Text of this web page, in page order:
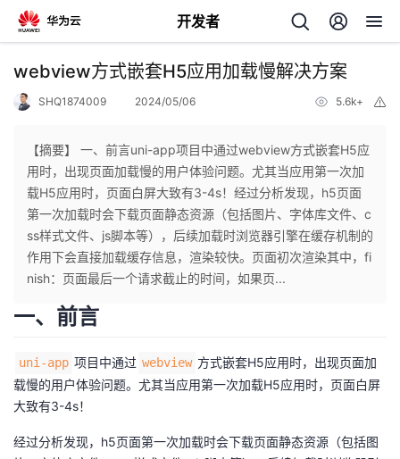
开发者
返
个
人
我
发
者
开
的
我
webview方式嵌套H5应用加载慢解决方案
SHQ1874009 2024/05/06 5.6k+
【摘要】 一、前言uni-app项目中通过webview方式嵌套H5应
用时，出现页面加载慢的用户体验问题。尤其当应用第一次加
载H5应用时，页面白屏大致有3-4s！经过分析发现，h5页面
第一次加载时会下载页面静态资源（包括图片、字体库文件、c
ss样式文件、js脚本等），后续加载时浏览器引擎在缓存机制的
作用下会直接加载缓存信息，渲染较快。页面初次渲染其中，fi
nish：页面最后一个请求截止的时间，如果页...
一、前言
uni-app 项目中通过 webview 方式嵌套H5应用时，出现页面加
载慢的用户体验问题。尤其当应用第一次加载H5应用时，页面白屏
大致有3-4s！
经过分析发现，h5页面第一次加载时会下载页面静态资源（包括图